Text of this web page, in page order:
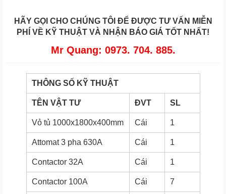
HÃY GỌI CHO CHÚNG TÔI ĐỂ ĐƯỢC TƯ VẤN MIỄN
PHÍ VỀ KỸ THUẬT VÀ NHẬN BÁO GIÁ TỐT NHẤT!
Mr Quang: 0973. 704. 885.
THÔNG SỐ KỸ THUẬT
TÊN VẬT TƯ ĐVT SL
Vỏ tủ 1000x1800x400mm Cái 1
Attomat 3 pha 630A Cái 1
Contactor 32A Cái 1
Contactor 100A Cái 7